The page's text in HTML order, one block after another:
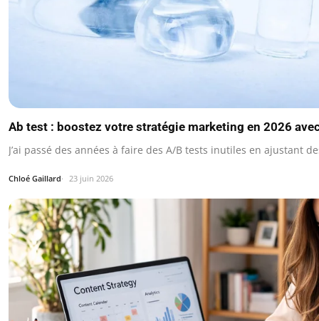
Ab test : boostez votre stratégie marketing en 2026
J’ai passé des années à faire des A/B tests inutiles en ajustant
Chloé Gaillard 23 juin 2026